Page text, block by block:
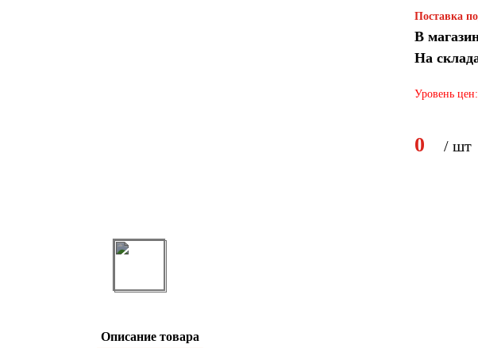
Поставка
В
На
Уровень цен:
0 / шт
Описание товара